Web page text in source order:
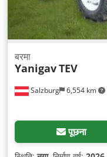
Salzburg 6,554 km
बरमा
YanigavTEV
पूछना